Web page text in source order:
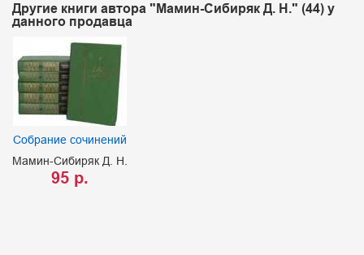
Другие книги автора "Мамин-Сибиряк Д. Н." (44) у
данного продавца
Собрание сочинений
Мамин-Сибиряк Д. Н.
95 р.